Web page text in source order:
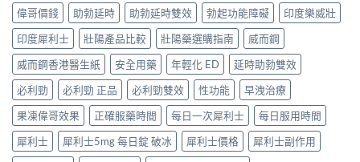
偉哥價錢
助勃延時 助勃延時雙效 勃起功能障礙
印度樂威壯
印度犀利士
壯陽產品比較 壯陽藥選購指南
威而鋼
威而鋼香港醫生紙
安全用藥 年輕化 ED
延時助勃雙效
必利勁
必利勁 正品 必利勁雙效 性功能
早洩治療
果凍偉哥效果
正確服藥時間 每日一次犀利士
每日服用時間
犀利士
犀利士5mg 每日錠 破冰 犀利士價格
犀利士副作用